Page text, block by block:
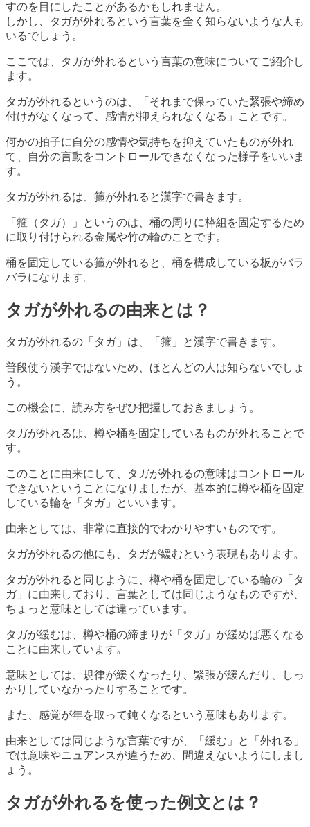
すのを目にしたことがあるかもしれません。
しかし、タガが外れるという言葉を全く知らないような人も
いるでしょう。
ここでは、タガが外れるという言葉の意味についてご紹介し
ます。
タガが外れるというのは、「それまで保っていた緊張や締め
付けがなくなって、感情が抑えられなくなる」ことです。
何かの拍子に自分の感情や気持ちを抑えていたものが外れ
て、自分の言動をコントロールできなくなった様子をいいま
す。
タガが外れるは、箍が外れると漢字で書きます。
「箍（タガ）」というのは、桶の周りに枠組を固定するため
に取り付けられる金属や竹の輪のことです。
桶を固定している箍が外れると、桶を構成している板がバラ
バラになります。
タガが外れるの由来とは？
タガが外れるの「タガ」は、「箍」と漢字で書きます。
普段使う漢字ではないため、ほとんどの人は知らないでしょ
う。
この機会に、読み方をぜひ把握しておきましょう。
タガが外れるは、樽や桶を固定しているものが外れることで
す。
このことに由来にして、タガが外れるの意味はコントロール
できないということになりましたが、基本的に樽や桶を固定
している輪を「タガ」といいます。
由来としては、非常に直接的でわかりやすいものです。
タガが外れるの他にも、タガが緩むという表現もあります。
タガが外れると同じように、樽や桶を固定している輪の「タ
ガ」に由来しており、言葉としては同じようなものですが、
ちょっと意味としては違っています。
タガが緩むは、樽や桶の締まりが「タガ」が緩めば悪くなる
ことに由来しています。
意味としては、規律が緩くなったり、緊張が緩んだり、しっ
かりしていなかったりすることです。
また、感覚が年を取って鈍くなるという意味もあります。
由来としては同じような言葉ですが、「緩む」と「外れる」
では意味やニュアンスが違うため、間違えないようにしまし
ょう。
タガが外れるを使った例文とは？